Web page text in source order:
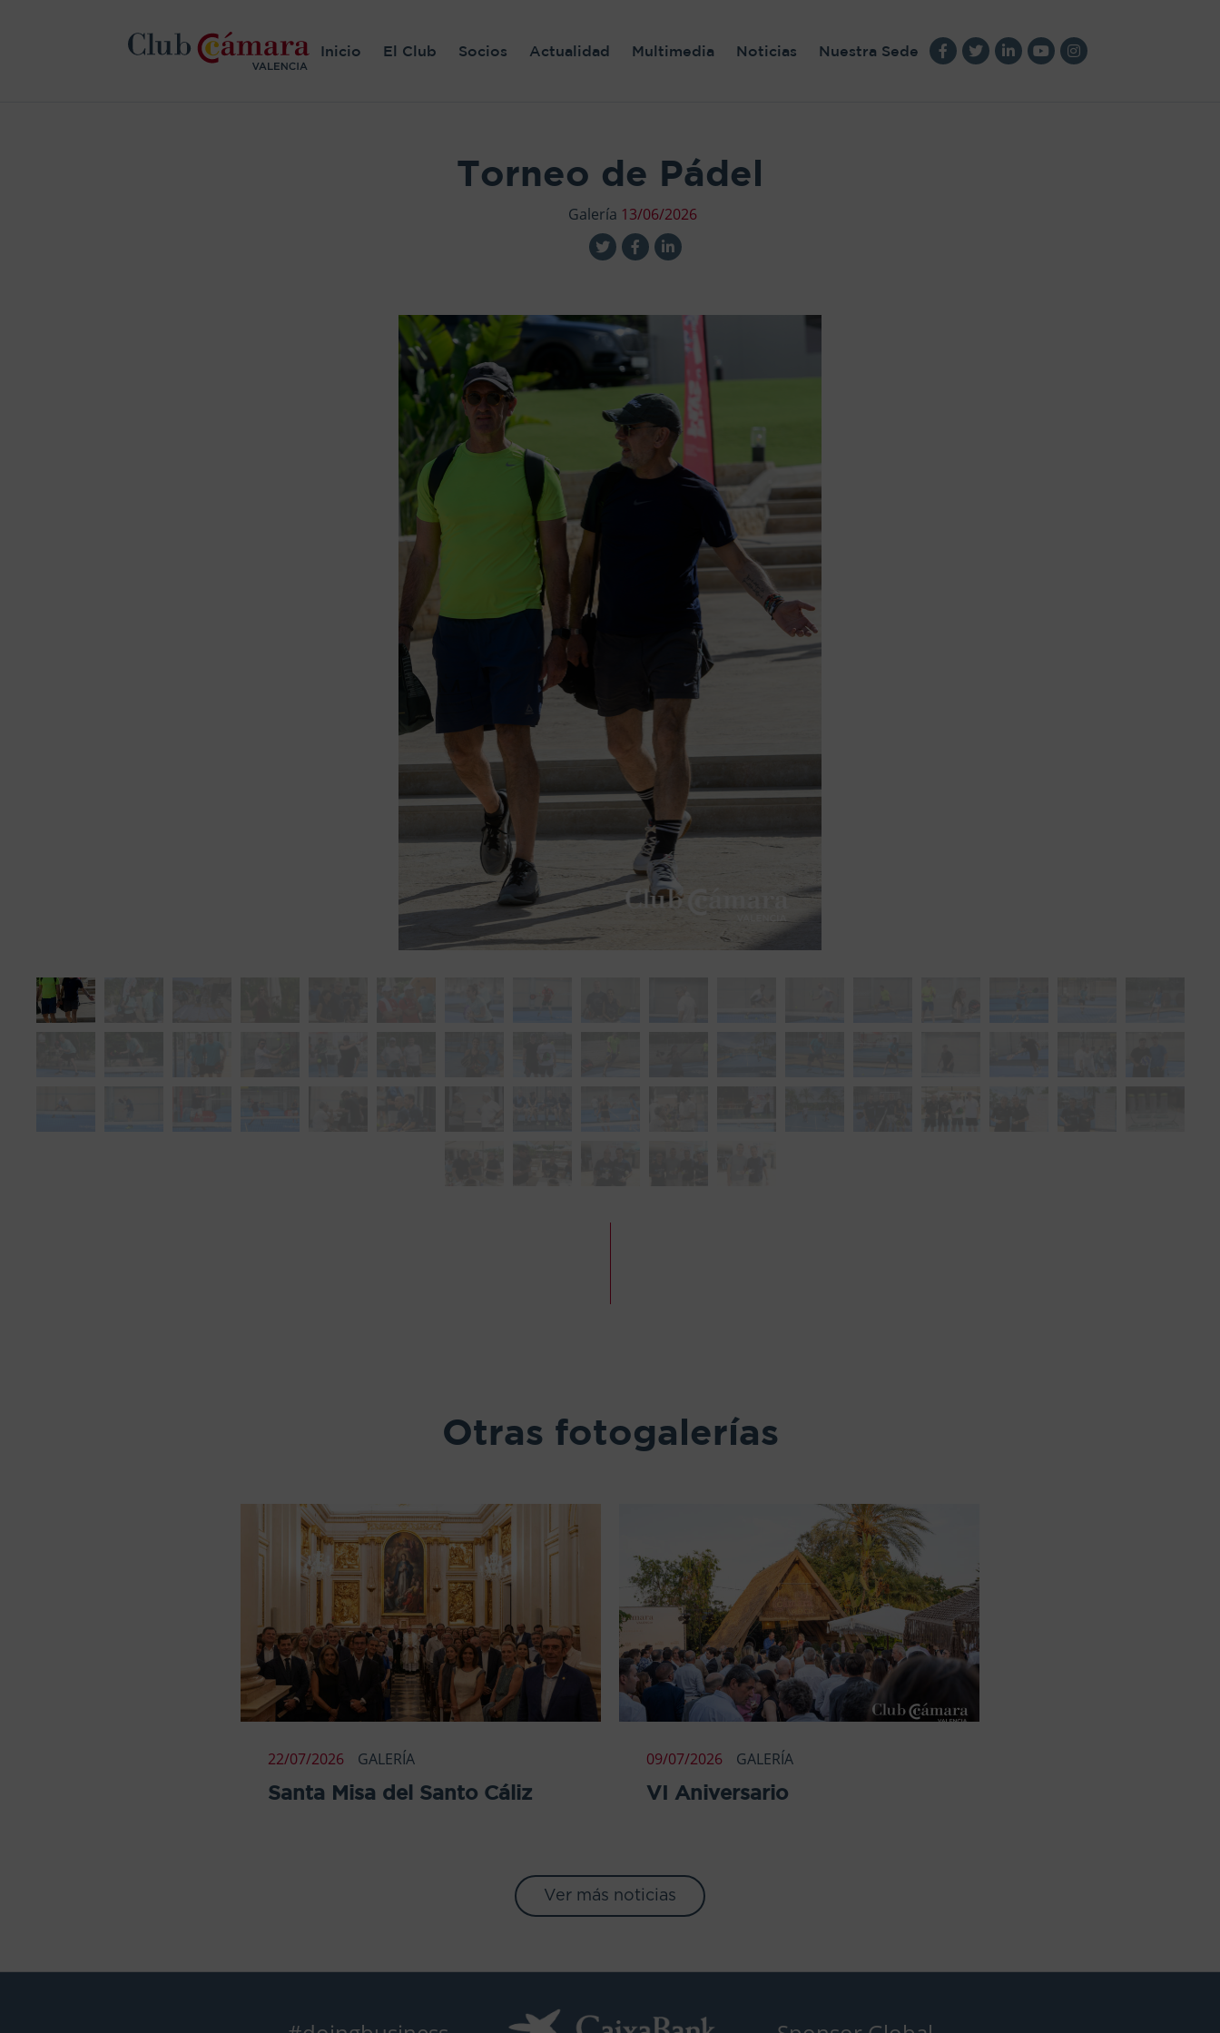
Inicio El Club Socios Actualidad Multimedia Noticias Nuestra Sede
Torneo de Pádel
Galería 13/06/2026
Otras fotogalerías
22/07/2026 GALERÍA
Santa Misa del Santo Cáliz
09/07/2026 GALERÍA
VI Aniversario
Ver más noticias